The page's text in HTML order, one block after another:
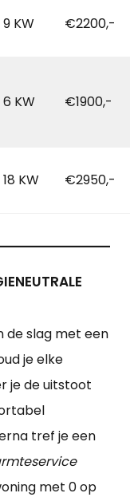
9 KW €2200,-
6 KW €1900,-
18 KW €2950,-
de slag met een
je elke
je de uitstoot
tref je een
met 0 op